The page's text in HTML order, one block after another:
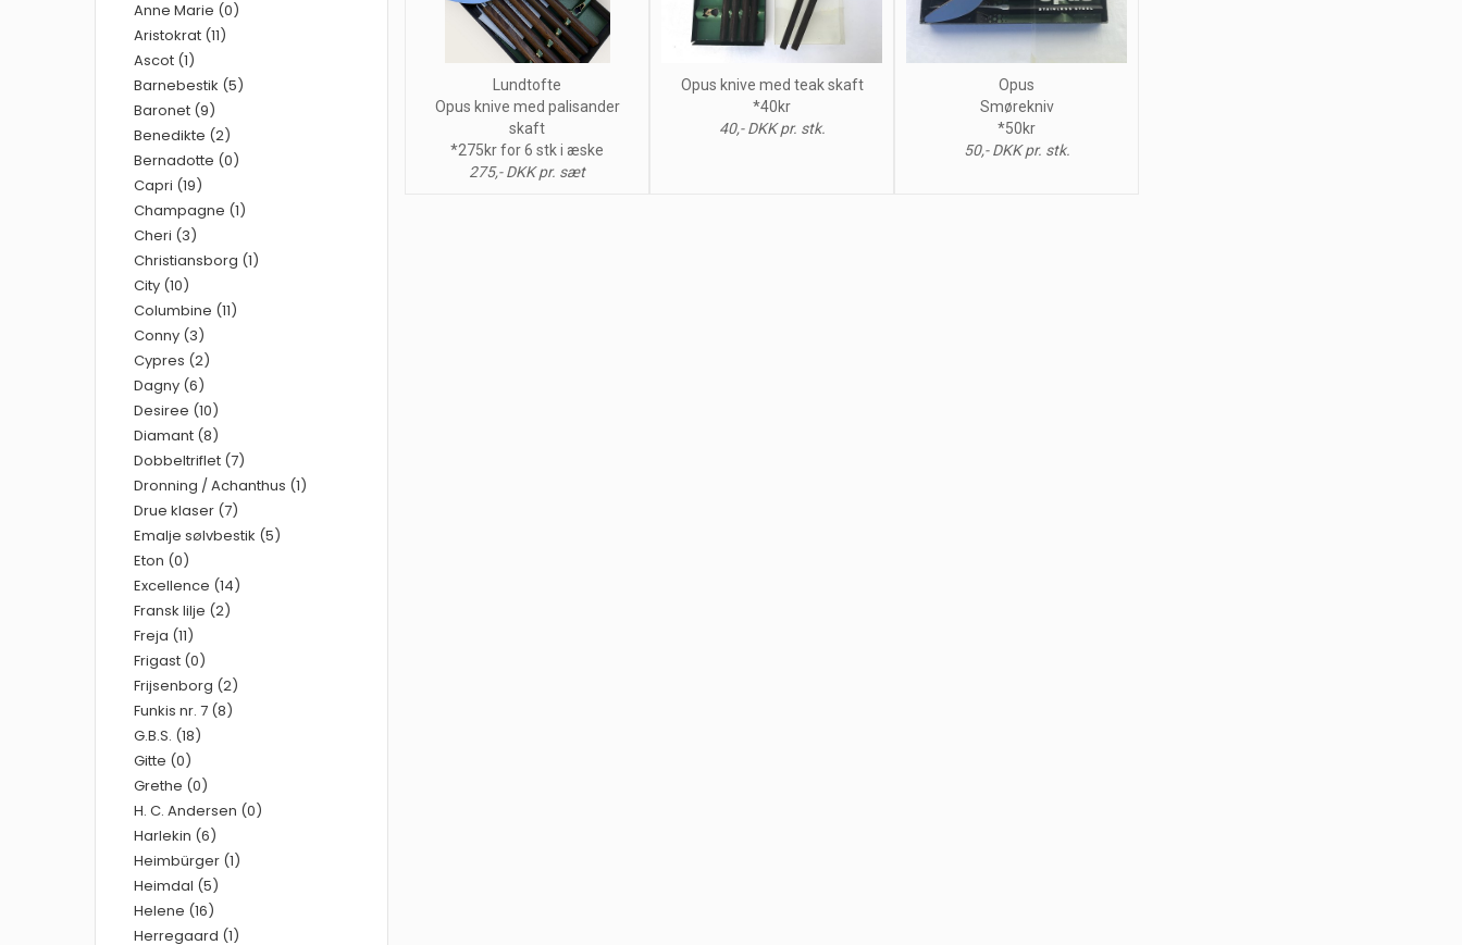
Lundtofte
Opus knive med palisander
skaft
*275kr for 6 stk i æske
275,- DKK pr. sæt
Opus knive med teak skaft
*40kr
40,- DKK pr. stk.
Opus
Smørekniv
*50kr
50,- DKK pr. stk.
Anne Marie (0)
Aristokrat (11)
Ascot (1)
Barnebestik (5)
Baronet (9)
Benedikte (2)
Bernadotte (0)
Capri (19)
Champagne (1)
Cheri (3)
Christiansborg (1)
City (10)
Columbine (11)
Conny (3)
Cypres (2)
Dagny (6)
Desiree (10)
Diamant (8)
Dobbeltriflet (7)
Dronning / Achanthus (1)
Drue klaser (7)
Emalje sølvbestik (5)
Eton (0)
Excellence (14)
Fransk lilje (2)
Freja (11)
Frigast (0)
Frijsenborg (2)
Funkis nr. 7 (8)
G.B.S. (18)
Gitte (0)
Grethe (0)
H. C. Andersen (0)
Harlekin (6)
Heimbürger (1)
Heimdal (5)
Helene (16)
Herregaard (1)